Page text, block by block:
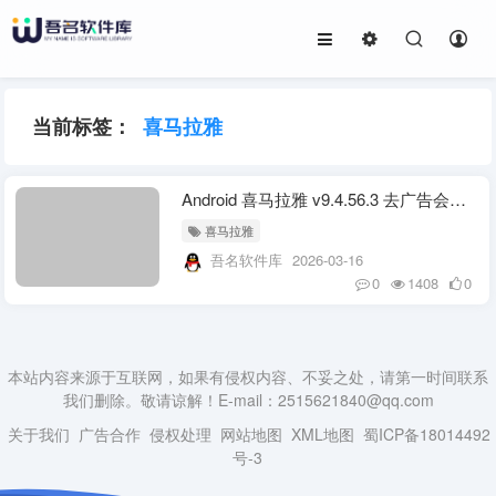
当前标签： 喜马拉雅
Android 喜马拉雅 v9.4.56.3 去广告会员版
喜马拉雅
吾名软件库 2026-03-16
0
1408 0
本站内容来源于互联网，如果有侵权内容、不妥之处，请第一时间联系
我们删除。敬请谅解！E-mail：2515621840@qq.com
关于我们 广告合作 侵权处理 网站地图 XML地图 蜀ICP备18014492
号-3